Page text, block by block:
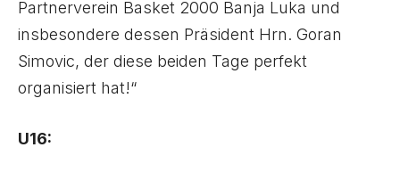
Partnerverein Basket 2000 Banja Luka und
insbesondere dessen Präsident Hrn. Goran
Simovic, der diese beiden Tage perfekt
organisiert hat!“
U16: